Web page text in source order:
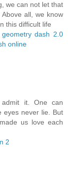
we can not let that
all, we know
this difficult life
geometry dash 2.0
online
it. One can
eyes never lie. But
us love each
2